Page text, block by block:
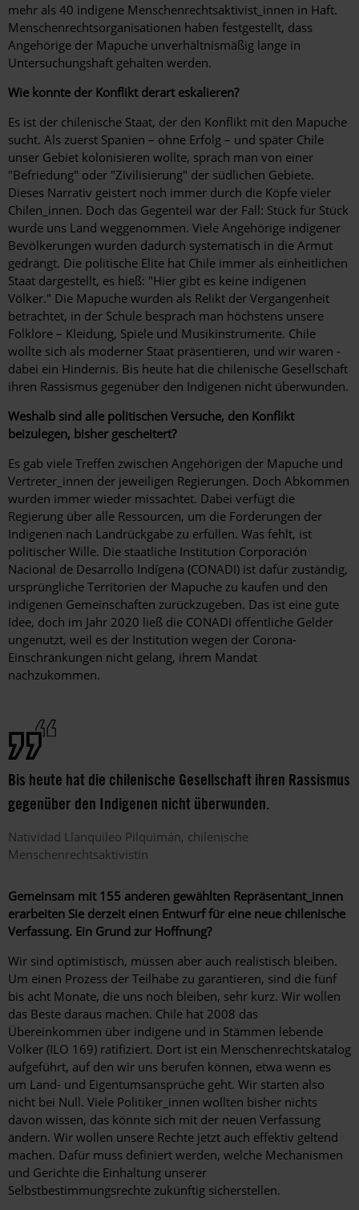
mehr als 40 indigene Menschenrechtsaktivist_innen in Haft.
Menschenrechtsorganisationen haben festgestellt, dass
Angehörige der Mapuche unverhältnismäßig lange in
Untersuchungshaft gehalten werden.
Wie konnte der Konflikt derart ­eskalieren?
Es ist der chilenische Staat, der den Konflikt mit den Mapuche
sucht. Als zuerst Spanien – ohne Erfolg – und später Chile
unser Gebiet kolonisieren wollte, sprach man von einer
"Befriedung" oder "Zivilisierung" der südlichen Gebiete.
Dieses Narrativ geistert noch immer durch die Köpfe vieler
Chilen_innen. Doch das Gegenteil war der Fall: Stück für Stück
wurde uns Land weggenommen. Viele Angehörige indigener
Bevölkerungen wurden dadurch systematisch in die ­Armut
gedrängt. Die politische Elite hat Chile immer als einheitlichen
Staat dargestellt, es hieß: "Hier gibt es keine indigenen
Völker." Die Mapuche wurden als Relikt der Vergangenheit
betrachtet, in der Schule besprach man höchstens unsere
Folklore – Kleidung, Spiele und Musikinstrumente. Chile
wollte sich als moderner Staat präsentieren, und wir waren ­
dabei ein Hindernis. Bis heute hat die ­chilenische Gesellschaft
ihren Rassis­mus gegenüber den Indigenen nicht über­wunden.
Weshalb sind alle politischen Versuche, den Konflikt
beizulegen, bisher gescheitert?
Es gab viele Treffen zwischen Angehörigen der Mapuche und
Vertreter_innen der jeweiligen Regierungen. Doch Abkommen
wurden immer wieder missachtet. Dabei verfügt die
Regierung über alle Ressourcen, um die Forderungen der
Indigenen nach Landrückgabe zu erfüllen. Was fehlt, ist
politischer Wille. Die staatliche Institution Corporación
Nacional de Desarrollo Indígena (CONADI) ist dafür zuständig,
ursprüngliche Territorien der Mapuche zu kaufen und den
indigenen Gemeinschaften zurückzugeben. Das ist eine gute
Idee, doch im Jahr 2020 ließ die CONADI öffentliche Gelder
ungenutzt, weil es der Institution wegen der Corona-
Einschränkungen nicht gelang, ihrem Mandat
nachzukommen.
Bis heute hat die ­chilenische Gesellschaft ihren Rassis­mus
gegenüber den Indigenen nicht über­wunden.
Natividad Llanquileo Pilquimán chilenische
Menschenrechtsaktivistin
Gemeinsam mit 155 anderen gewählten Repräsentant_innen
erarbeiten Sie derzeit einen Entwurf für eine neue chilenische
Verfassung. Ein Grund zur Hoffnung?
Wir sind optimistisch, müssen aber auch realistisch bleiben.
Um einen Prozess der Teilhabe zu garantieren, sind die fünf
bis acht Monate, die uns noch bleiben, sehr kurz. Wir wollen
das Beste daraus machen. Chile hat 2008 das
Übereinkommen über indigene und in Stämmen lebende
Völker (ILO 169) ratifiziert. Dort ist ein Menschenrechtskatalog
aufgeführt, auf den wir uns berufen können, etwa wenn es
um Land- und Eigentumsansprüche geht. Wir starten also
nicht bei Null. Viele Politiker_innen wollten bisher nichts
davon wissen, das könnte sich mit der neuen Verfassung
ändern. Wir wollen unsere Rechte jetzt auch effektiv geltend
machen. Dafür muss definiert werden, welche Mechanismen
und Gerichte die Einhaltung unserer
Selbstbestimmungsrechte zukünftig sicherstellen.